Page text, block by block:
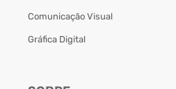
Comunicação Visual
Gráfica Digital